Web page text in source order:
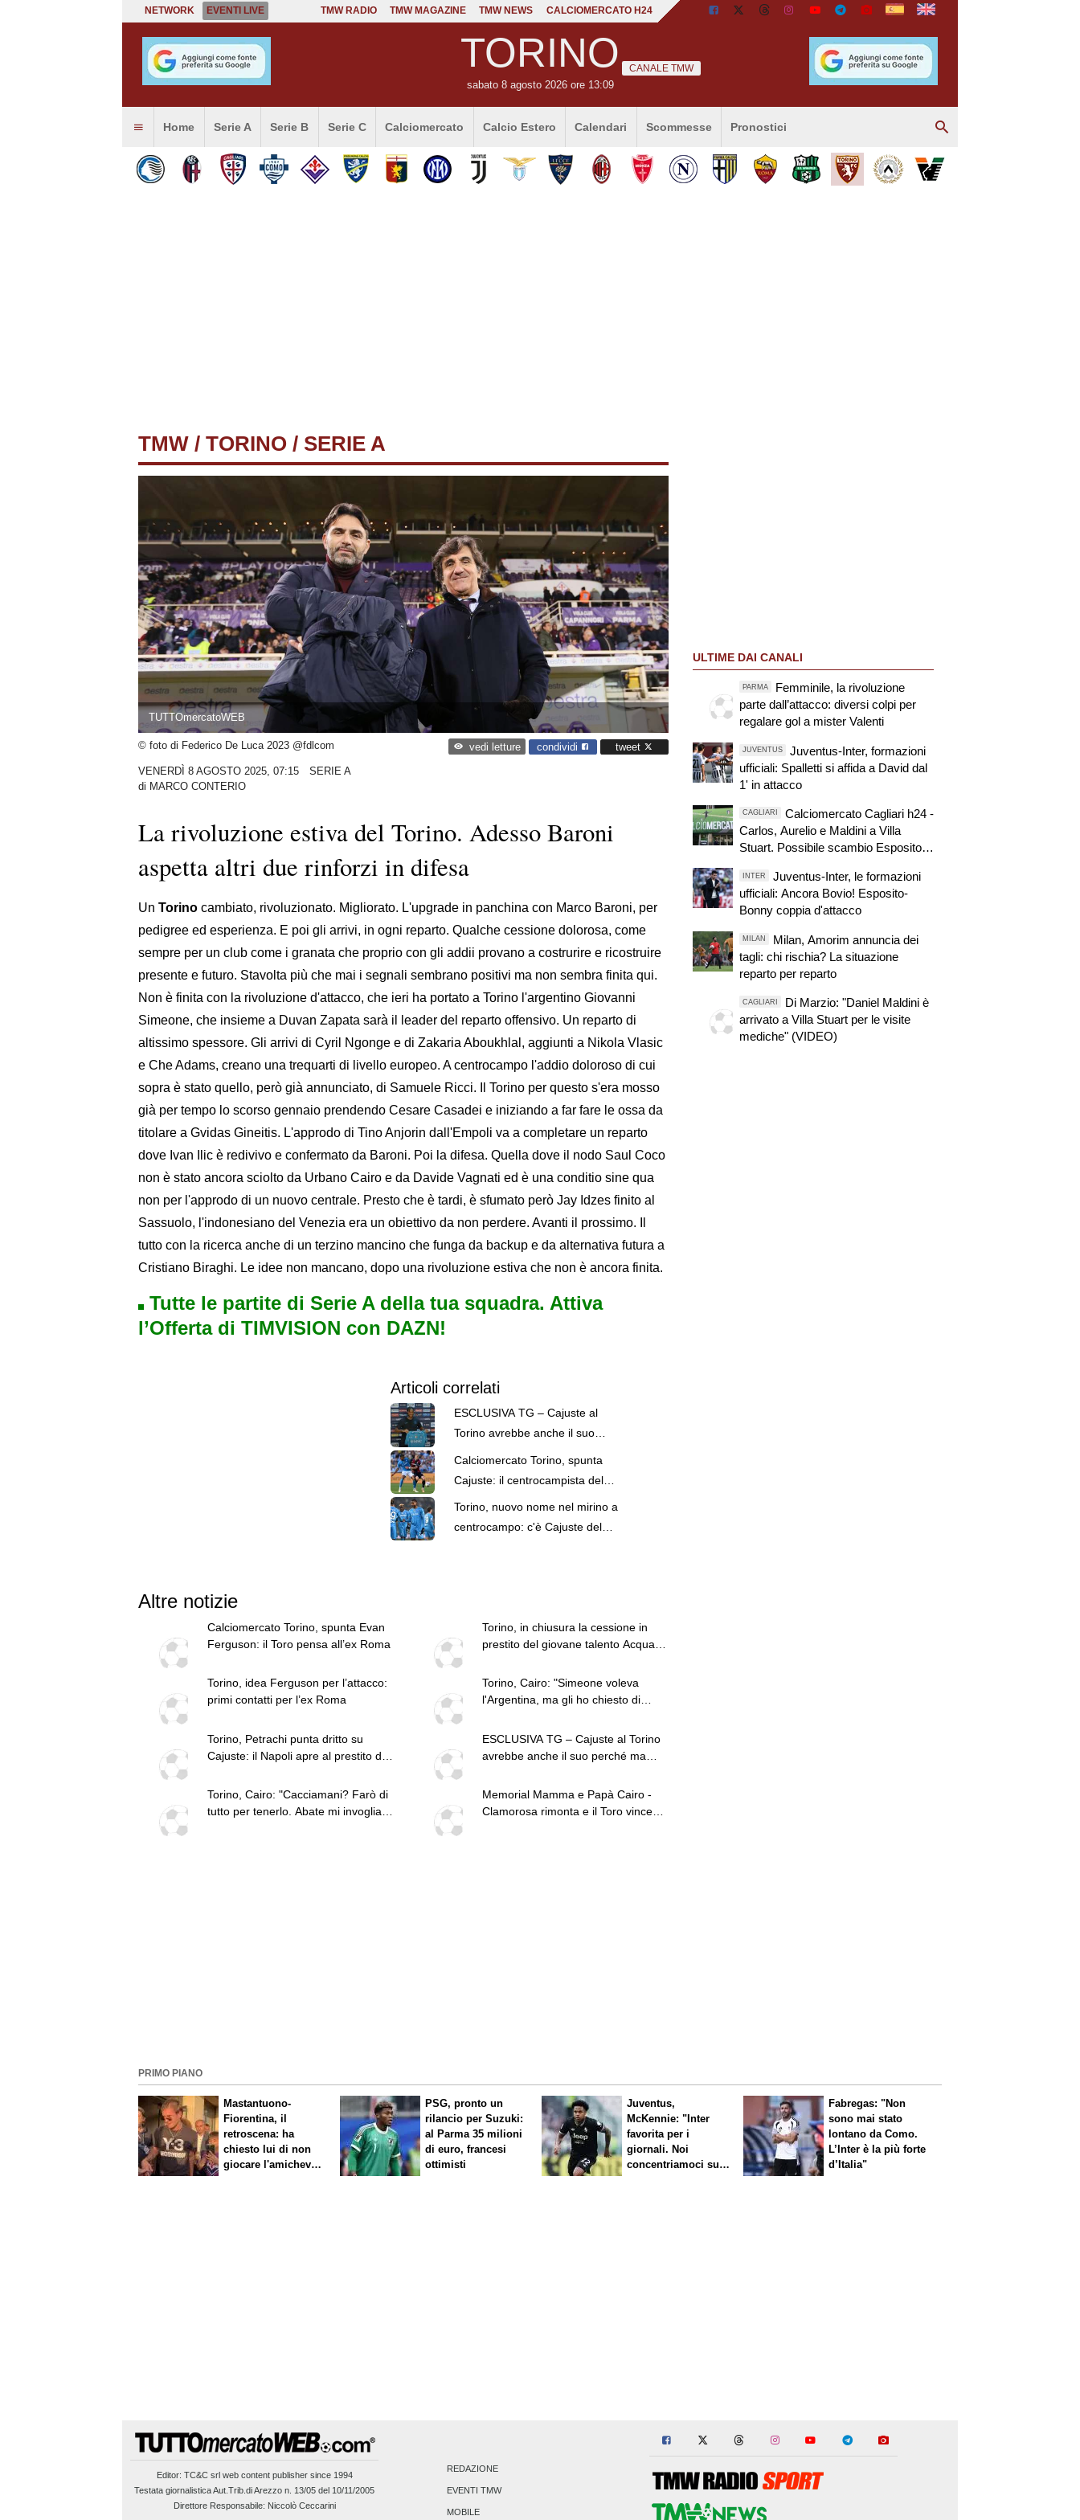
NETWORK EVENTI LIVE TMW RADIO TMW MAGAZINE TMW NEWS CALCIOMERCATO H24
TORINO
sabato 8 agosto 2026 ore 13:09
CANALE TMW
Home Serie A Serie B Serie C Calciomercato Calcio Estero Calendari Scommesse Pronostici
TMW / TORINO / SERIE A
TUTTOmercatoWEB
© foto di Federico De Luca 2023 @fdlcom vedi letture condividi tweet
VENERDÌ 8 AGOSTO 2025, 07:15
SERIE A
di MARCO CONTERIO
La rivoluzione estiva del Torino. Adesso Baroni
aspetta altri due rinforzi in difesa
Un Torino cambiato, rivoluzionato. Migliorato. L'upgrade in panchina con Marco Baroni, per
pedigree ed esperienza. E poi gli arrivi, in ogni reparto. Qualche cessione dolorosa, come
sempre per un club come i granata che proprio con gli addii provano a costrurire e ricostruire
presente e futuro. Stavolta più che mai i segnali sembrano positivi ma non sembra finita qui.
Non è finita con la rivoluzione d'attacco, che ieri ha portato a Torino l'argentino Giovanni
Simeone, che insieme a Duvan Zapata sarà il leader del reparto offensivo. Un reparto di
altissimo spessore. Gli arrivi di Cyril Ngonge e di Zakaria Aboukhlal, aggiunti a Nikola Vlasic
e Che Adams, creano una trequarti di livello europeo. A centrocampo l'addio doloroso di cui
sopra è stato quello, però già annunciato, di Samuele Ricci. Il Torino per questo s'era mosso
già per tempo lo scorso gennaio prendendo Cesare Casadei e iniziando a far fare le ossa da
titolare a Gvidas Gineitis. L'approdo di Tino Anjorin dall'Empoli va a completare un reparto
dove Ivan Ilic è redivivo e confermato da Baroni. Poi la difesa. Quella dove il nodo Saul Coco
non è stato ancora sciolto da Urbano Cairo e da Davide Vagnati ed è una conditio sine qua
non per l'approdo di un nuovo centrale. Presto che è tardi, è sfumato però Jay Idzes finito al
Sassuolo, l'indonesiano del Venezia era un obiettivo da non perdere. Avanti il prossimo. Il
tutto con la ricerca anche di un terzino mancino che funga da backup e da alternativa futura a
Cristiano Biraghi. Le idee non mancano, dopo una rivoluzione estiva che non è ancora finita.
Tutte le partite di Serie A della tua squadra. Attiva
l’Offerta di TIMVISION con DAZN!
Articoli correlati
ESCLUSIVA TG – Cajuste al
Torino avrebbe anche il suo
Calciomercato Torino, spunta
Cajuste: il centrocampista del
Napoli entra tra gli obiettivi
Torino, nuovo nome nel mirino a
centrocampo: c'è Cajuste del
Altre notizie
Calciomercato Torino, spunta Evan
Ferguson: il Toro pensa all’ex Roma
Torino, in chiusura la cessione in
prestito del giovane talento Acquah
Torino, idea Ferguson per l’attacco:
primi contatti per l’ex Roma
Torino, Cairo: "Simeone voleva
l'Argentina, ma gli ho chiesto di
Torino, Petrachi punta dritto su
Cajuste: il Napoli apre al prestito del
ESCLUSIVA TG – Cajuste al Torino
avrebbe anche il suo perché ma
Torino, Cairo: "Cacciamani? Farò di
tutto per tenerlo. Abate mi invoglia a
Memorial Mamma e Papà Cairo -
Clamorosa rimonta e il Toro vince
ULTIME DAI CANALI
PARMA
Femminile, la rivoluzione
parte dall’attacco: diversi colpi per
regalare gol a mister Valenti
JUVENTUS
Juventus-Inter, formazioni
ufficiali: Spalletti si affida a David dal
1' in attacco
CAGLIARI
Calciomercato Cagliari h24 -
Carlos, Aurelio e Maldini a Villa
Stuart. Possibile scambio Esposito-
anche ai rossoblù. Floriani Mussolini
in salita
INTER
Juventus-Inter, le formazioni
ufficiali: Ancora Bovio! Esposito-
Bonny coppia d'attacco
MILAN
Milan, Amorim annuncia dei
tagli: chi rischia? La situazione
reparto per reparto
CAGLIARI
Di Marzio: "Daniel Maldini è
arrivato a Villa Stuart per le visite
mediche" (VIDEO)
PRIMO PIANO
Mastantuono-
Fiorentina, il
retroscena: ha
chiesto lui di non
giocare l'amichevole
PSG, pronto un
rilancio per Suzuki:
al Parma 35 milioni
di euro, francesi
ottimisti
Juventus,
McKennie: "Inter
favorita per i
giornali. Noi
concentriamoci sul
Fabregas: "Non
sono mai stato
lontano da Como.
L’Inter è la più forte
d’Italia"
Editor: TC&C srlweb content publisher since 1994
Testata giornalistica Aut.Trib.di Arezzo n. 13/05 del 10/11/2005
Direttore Responsabile: Niccolò Ceccarini
REDAZIONE
EVENTI TMW
MOBILE